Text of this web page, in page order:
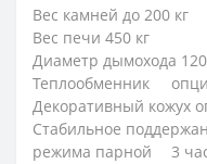
Вес камней до 200 кг
Вес печи 450 кг
Диаметр дымохода
Теплообменник
Декоративный кожух
Стабильное
режима парной
3